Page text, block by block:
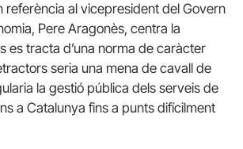
referència al vicepresident del Govern
Pere Aragonès, centra la
es tracta d’una norma de caràcter
seria una mena de cavall de
la gestió pública dels serveis de
a Catalunya fins a punts difícilment